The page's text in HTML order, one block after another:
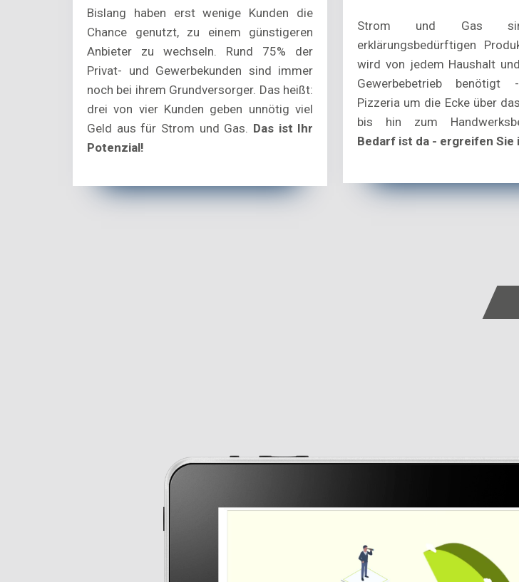
Bislang haben erst wenige Kunden die
Chance genutzt, zu einem günstigeren
Anbieter zu wechseln. Rund 75% der
Privat- und Gewerbekunden sind immer
noch bei ihrem Grundversorger. Das heißt:
drei von vier Kunden geben unnötig viel
Geld aus für Strom und Gas. Das ist Ihr
Potenzial!
Strom und Gas
erklärungsbedürftigen
wird von jedem Haushalt
Gewerbebetrieb
Pizzeria um die Ecke über
bis hin zum
Bedarf ist da - ergreifen Sie